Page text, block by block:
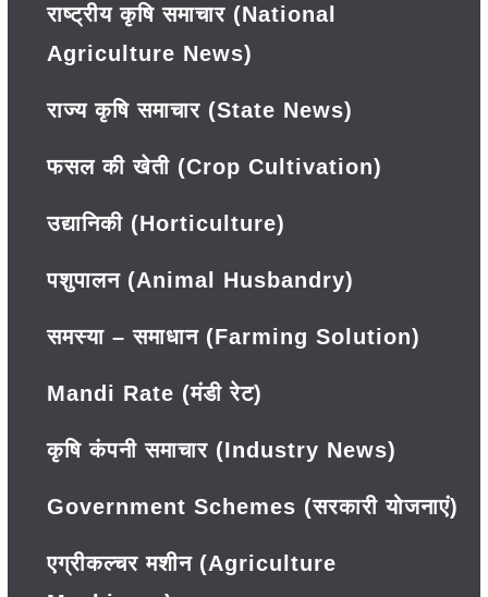
राष्ट्रीय कृषि समाचार (National
Agriculture News)
राज्य कृषि समाचार (State News)
फसल की खेती (Crop Cultivation)
उद्यानिकी (Horticulture)
पशुपालन (Animal Husbandry)
समस्या – समाधान (Farming Solution)
Mandi Rate (मंडी रेट)
कृषि कंपनी समाचार (Industry News)
Government Schemes (सरकारी योजनाएं)
एग्रीकल्चर मशीन (Agriculture